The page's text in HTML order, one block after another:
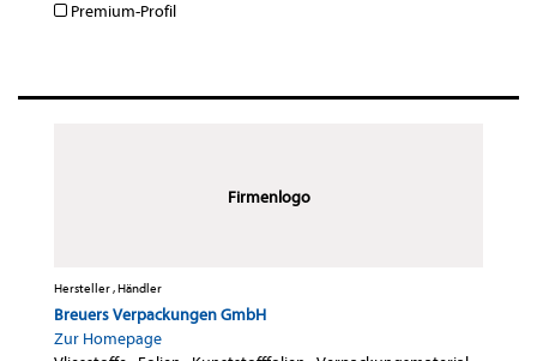
Premium-Profil
Firmenlogo
Hersteller , Händler
Breuers Verpackungen GmbH
Zur Homepage